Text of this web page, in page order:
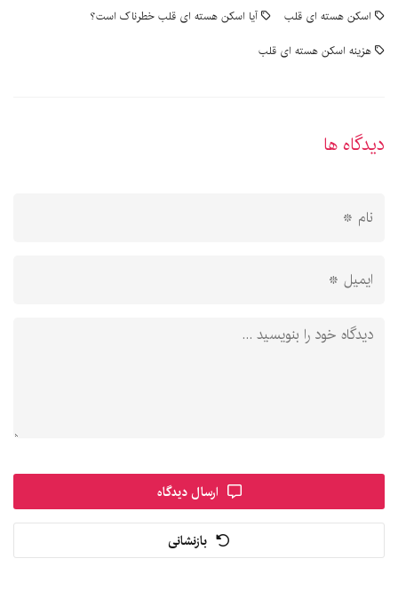
اسکن هسته ای قلب آیا اسکن هسته ای قلب خطرناک است؟
هزینه اسکن هسته ای قلب
دیدگاه ها
ارسال دیدگاه
بازنشانی